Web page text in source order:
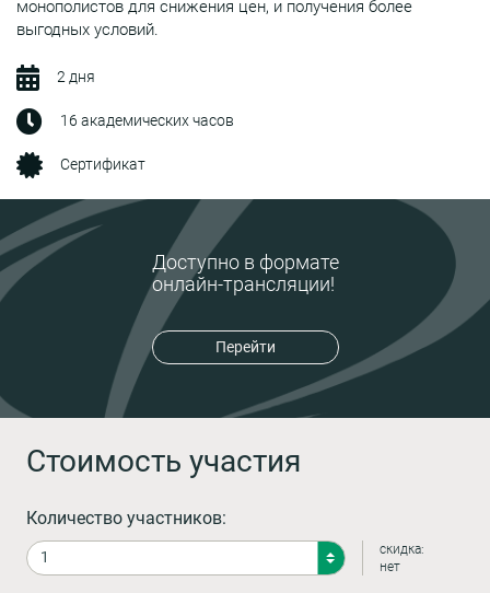
Доступно в формате
онлайн-трансляции!
Перейти
монополистов для снижения цен, и получения более
выгодных условий.
2 дня
16 академических часов
Сертификат
Стоимость участия
Количество участников:
скидка:
нет